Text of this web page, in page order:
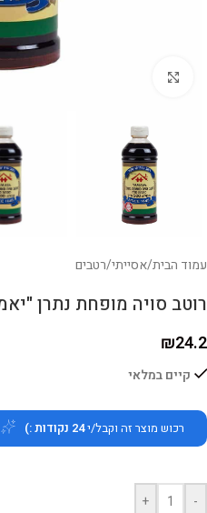
עמוד הבית/אסייתי/רטבים
רוטב סויה מופחת נתרן
₪24.2
קיים במלאי
רכוש מוצר זה וקבל/י24 נקודות :)
-
+